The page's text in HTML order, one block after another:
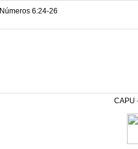
Números 6:24-26
CAPU